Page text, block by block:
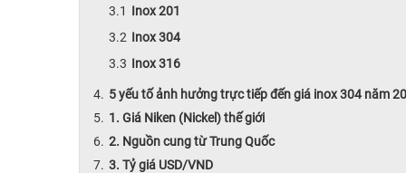
Inox 201
Inox 304
Inox 316
5 yếu tố ảnh hưởng trực tiếp đến giá inox 304 năm
1. Giá Niken (Nickel) thế giới
2. Nguồn cung từ Trung Quốc
3. Tỷ giá USD/VND